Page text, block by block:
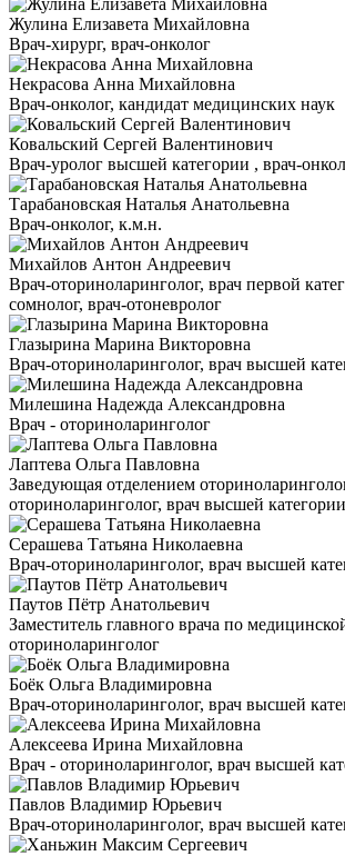
Жулина Елизавета Михайловна
Врач-хирург, врач-онколог
Некрасова Анна Михайловна
Врач-онколог, кандидат медицинских наук
Ковальский Сергей Валентинович
Врач-уролог высшей категории , врач-
Тарабановская Наталья Анатольевна
Врач-онколог, к.м.н.
Михайлов Антон Андреевич
Врач-оториноларинголог, врач первой
сомнолог, врач-отоневролог
Глазырина Марина Викторовна
Врач-оториноларинголог, врач высшей
Милешина Надежда Александровна
Врач - оториноларинголог
Лаптева Ольга Павловна
Заведующая отделением
оториноларинголог, врач высшей категории
Серашева Татьяна Николаевна
Врач-оториноларинголог, врач высшей
Паутов Пётр Анатольевич
Заместитель главного врача по
оториноларинголог
Боёк Ольга Владимировна
Врач-оториноларинголог, врач высшей
Алексеева Ирина Михайловна
Врач - оториноларинголог, врач высшей
Павлов Владимир Юрьевич
Врач-оториноларинголог, врач высшей